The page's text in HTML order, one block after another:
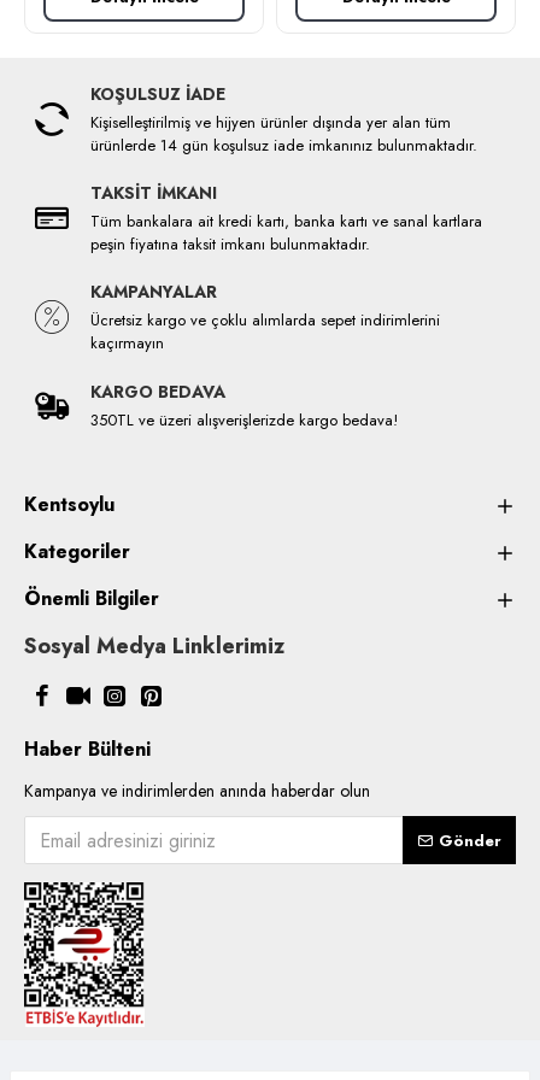
KOŞULSUZ İADE
Kişiselleştirilmiş ve hijyen ürünler dışında yer alan tüm
ürünlerde 14 gün koşulsuz iade imkanınız bulunmaktadır.
TAKSİT İMKANI
Tüm bankalara ait kredi kartı, banka kartı ve sanal kartlara
peşin fiyatına taksit imkanı bulunmaktadır.
KAMPANYALAR
Ücretsiz kargo ve çoklu alımlarda sepet indirimlerini
kaçırmayın
KARGO BEDAVA
350TL ve üzeri alışverişlerizde kargo bedava!
Kentsoylu
Kategoriler
Önemli Bilgiler
Sosyal Medya Linklerimiz
Haber Bülteni
Kampanya ve indirimlerden anında haberdar olun
Gönder